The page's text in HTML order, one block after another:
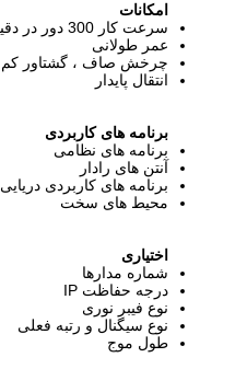
امکانات
سرعت کار 300 دور در دقیقه
عمر طولانی
چرخش صاف ، گشتاور کم
انتقال پایدار
برنامه های کاربردی
برنامه های نظامی
آنتن های رادار
برنامه های کاربردی دریایی
محیط های سخت
اختیاری
شماره مدارها
درجه حفاظت IP
نوع فیبر نوری
نوع سیگنال و رتبه فعلی
طول موج